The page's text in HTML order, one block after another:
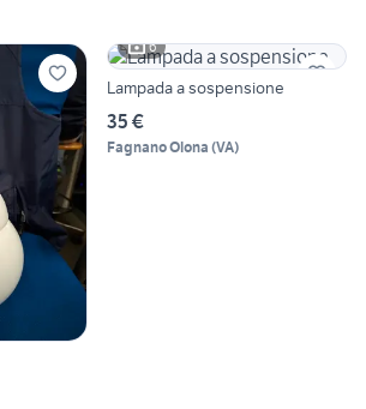
6
Lampada a sospensione
35 €
Fagnano Olona (VA)